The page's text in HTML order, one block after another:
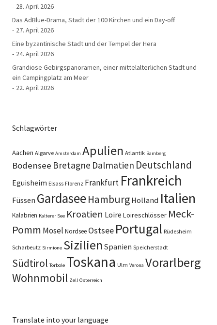
28. April 2026
Das AdBlue-Drama, Stadt der 100 Kirchen und ein Day-off
27. April 2026
Eine byzantinische Stadt und der Tempel der Hera
24. April 2026
Grandiose Gebirgspanoramen, einer mittelalterlichen Stadt und
ein Campingplatz am Meer
22. April 2026
Schlagwörter
Aachen Algarve Amsterdam Apulien Atlantik Bamberg
Bodensee Bretagne Dalmatien Deutschland
Eguisheim Elsass Florenz Frankfurt Frankreich
Füssen GardaseeHamburg Holland Italien
Kalabrien Kalterer See Kroatien Loire Loireschlösser Meck-
Pomm Mosel Nordsee Ostsee Portugal Rüdesheim
Scharbeutz Sirmione Sizilien Spanien Speicherstadt
Südtirol Torbole Toskana Ulm Verona Vorarlberg
Wohnmobil Zell Österreich
Translate into your language